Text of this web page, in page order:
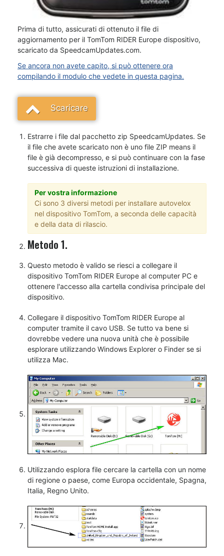
Prima di tutto, assicurati di ottenuto il file di
aggiornamento per il TomTom RIDER Europe dispositivo,
scaricato da SpeedcamUpdates.com.
Se ancora non avete capito, si può ottenere ora
compilando il modulo che vedete in questa pagina.
Scaricare
Estrarre i file dal pacchetto zip SpeedcamUpdates. Se
il file che avete scaricato non è uno file ZIP means il
file è già decompresso, e si può continuare con la fase
successiva di queste istruzioni di installazione.
Per vostra informazione
Ci sono 3 diversi metodi per installare autovelox
nel dispositivo TomTom, a seconda delle capacità
e della data di rilascio.
Metodo 1.
Questo metodo è valido se riesci a collegare il
dispositivo TomTom RIDER Europe al computer PC e
ottenere l'accesso alla cartella condivisa principale del
dispositivo.
Collegare il dispositivo TomTom RIDER Europe al
computer tramite il cavo USB. Se tutto va bene si
dovrebbe vedere una nuova unità che è possibile
esplorare utilizzando Windows Explorer o Finder se si
utilizza Mac.
Utilizzando esplora file cercare la cartella con un nome
di regione o paese, come Europa occidentale, Spagna,
Italia, Regno Unito.